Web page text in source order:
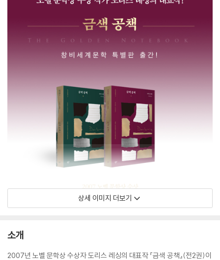
상세 이미지 더보기
소개
2007년 노벨 문학상 수상자 도리스 레싱의 대표작 『금색 공책』(전2권)이